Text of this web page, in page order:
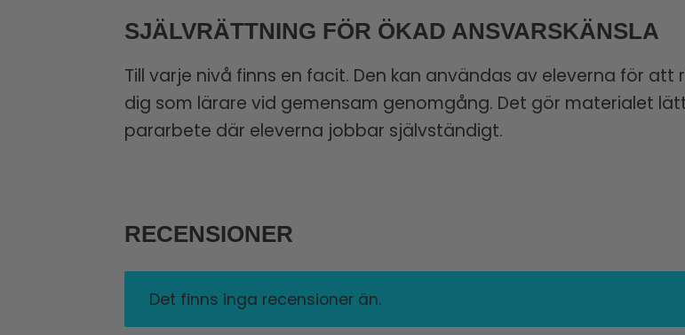
SJÄLVRÄTTNING FÖR ÖKAD ANSVARSKÄNSLA
Till varje nivå finns en facit. Den kan användas av eleverna för
dig som lärare vid gemensam genomgång. Det gör materialet
pararbete där eleverna jobbar självständigt.
RECENSIONER
Det finns inga recensioner än.